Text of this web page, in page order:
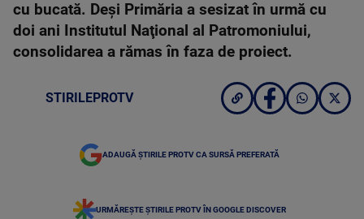
cu bucată. Deşi Primăria a sesizat în urmă cu
doi ani Institutul Naţional al Patromoniului,
consolidarea a rămas în faza de proiect.
STIRILEPROTV
ADAUGĂ ȘTIRILE PROTV CA SURSĂ PREFERATĂ
URMĂREȘTE ȘTIRILE PROTV ÎN GOOGLE DISCOVER